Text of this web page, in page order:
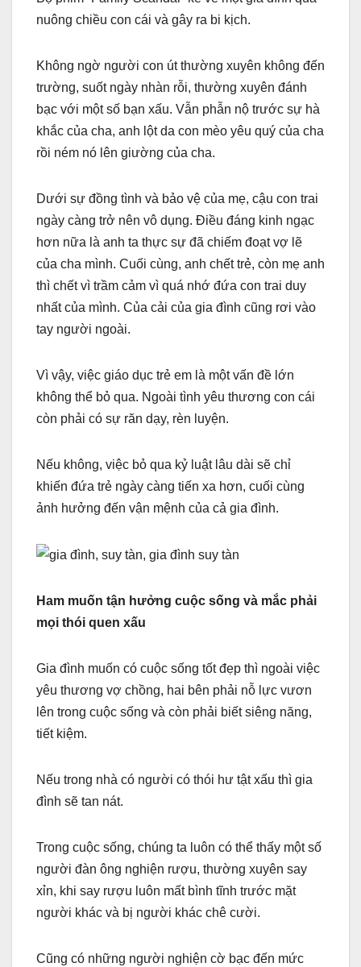
nuông chiều con cái và gây ra bi kịch.
Không ngờ người con út thường xuyên không đến
trường, suốt ngày nhàn rỗi, thường xuyên đánh
bạc với một số bạn xấu. Vẫn phẫn nộ trước sự hà
khắc của cha, anh lột da con mèo yêu quý của cha
rồi ném nó lên giường của cha.
Dưới sự đồng tình và bảo vệ của mẹ, cậu con trai
ngày càng trở nên vô dụng. Điều đáng kinh ngạc
hơn nữa là anh ta thực sự đã chiếm đoạt vợ lẽ
của cha mình. Cuối cùng, anh chết trẻ, còn mẹ anh
thì chết vì trầm cảm vì quá nhớ đứa con trai duy
nhất của mình. Của cải của gia đình cũng rơi vào
tay người ngoài.
Vì vậy, việc giáo dục trẻ em là một vấn đề lớn
không thể bỏ qua. Ngoài tình yêu thương con cái
còn phải có sự răn dạy, rèn luyện.
Nếu không, việc bỏ qua kỷ luật lâu dài sẽ chỉ
khiến đứa trẻ ngày càng tiến xa hơn, cuối cùng
ảnh hưởng đến vận mệnh của cả gia đình.
Ham muốn tận hưởng cuộc sống và mắc phải
mọi thói quen xấu
Gia đình muốn có cuộc sống tốt đẹp thì ngoài việc
yêu thương vợ chồng, hai bên phải nỗ lực vươn
lên trong cuộc sống và còn phải biết siêng năng,
tiết kiệm.
Nếu trong nhà có người có thói hư tật xấu thì gia
đình sẽ tan nát.
Trong cuộc sống, chúng ta luôn có thể thấy một số
người đàn ông nghiện rượu, thường xuyên say
xỉn, khi say rượu luôn mất bình tĩnh trước mặt
người khác và bị người khác chê cười.
Cũng có những người nghiện cờ bạc đến mức